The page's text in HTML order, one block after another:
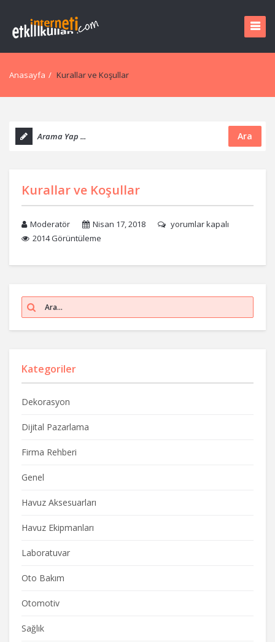
Anasayfa / Kurallar ve Koşullar
Ara
Kurallar ve Koşullar
Moderatör Nisan 17, 2018
yorumlar kapalı
2014 Görüntüleme
Kategoriler
Dekorasyon
Dijital Pazarlama
Firma Rehberi
Genel
Havuz Aksesuarları
Havuz Ekipmanları
Laboratuvar
Oto Bakım
Otomotiv
Sağlık